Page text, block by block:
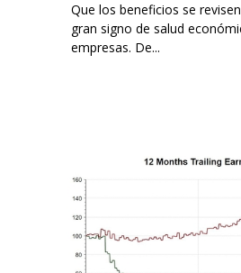
Que los beneficios se
gran signo de salud
empresas. De...